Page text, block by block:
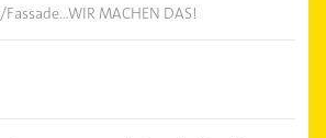
MACHEN DAS!